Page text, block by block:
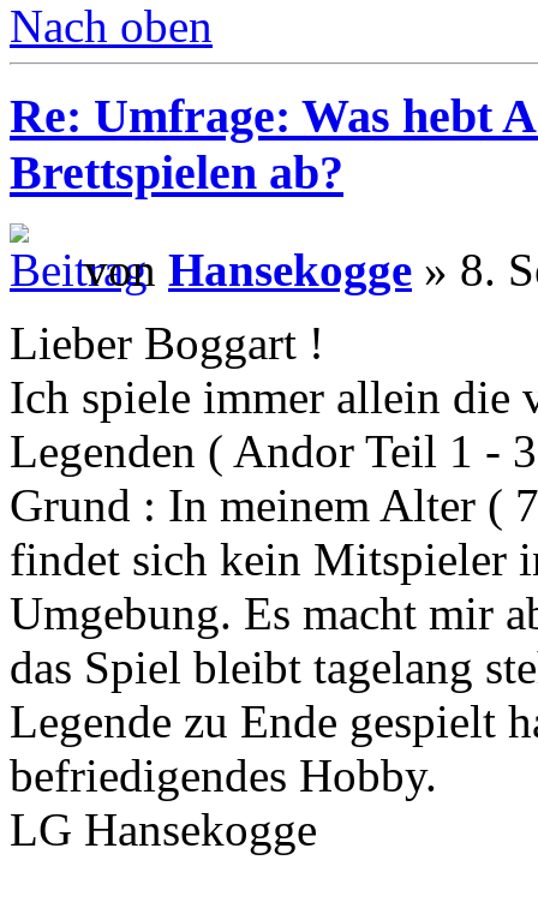
Nach oben
Re: Umfrage: Was hebt
Brettspielen ab?
von Hansekogge » 8.
Lieber Boggart !
Ich spiele immer allein die
Legenden ( Andor Teil 1 -
Grund : In meinem Alter (
findet sich kein Mitspieler
Umgebung. Es macht mir
das Spiel bleibt tagelang
Legende zu Ende gespielt
befriedigendes Hobby.
LG Hansekogge